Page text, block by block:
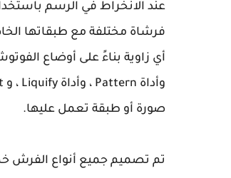
عند الانخراط في الرسم
فرشاة مختلفة مع طبقاتها
صورة أو طبقة تعمل عليها.
تم تصميم جميع أنواع الفرش